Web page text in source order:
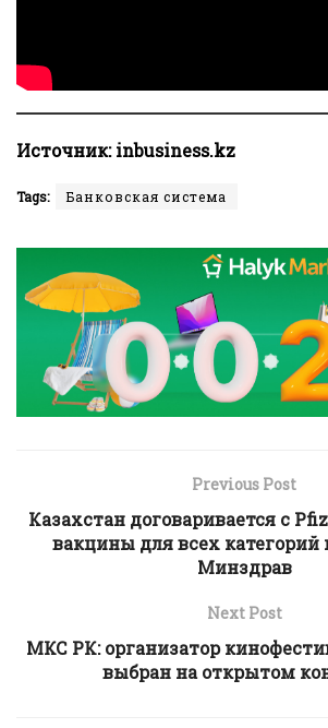
Источник:inbusiness.kz
Tags: Банковская система
Previous Post
Казахстан договаривается с
вакцины для всех категорий
Минздрав
Next Post
МКС РК: организатор
выбран на открытом